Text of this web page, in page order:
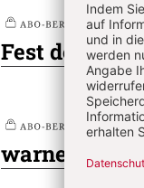
Plus
Fest der
warnen –